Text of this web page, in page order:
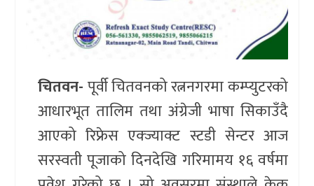
चितवन-पूर्वी चितवनको रत्ननगरमा कम्प्युटरको
आधारभूत तालिम तथा अंग्रेजी भाषा सिकाउँदै
आएको रिफ्रेस एक्ज्याक्ट स्टडी सेन्टर आज
सरस्वती पूजाको दिनदेखि गरिमामय १६ वर्षमा